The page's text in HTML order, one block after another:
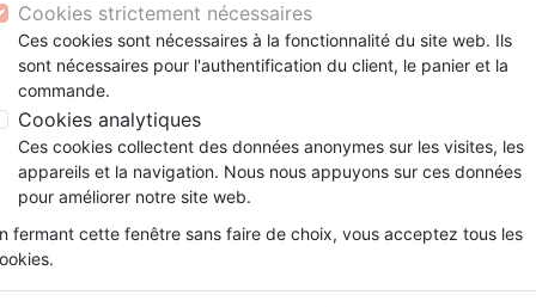
Segond 21
Segond
NEG
Famille, couple
Souffrance, Relation d'aide
Santé
Couple
Méditations
Souffrance, Relation d'aide
Psychologie
ans
Bibles jeunesse
Latino, Folk
Soul
Instrumental
Louange, Adoration
Hardrock, Métal
conférences
Documentaires, reportages
Accessoires de Bible
Papeterie
Lawrence
produits par auteur
Atlas
:
favorite_border
Cookies strictement nécessaires
Ces cookies sont nécessaires à la fonctionnalité du site web. Ils
sont nécessaires pour l'authentification du client, le panier et la
commande.
Cookies analytiques
Ces cookies collectent des données anonymes sur les visites, les
appareils et la navigation. Nous nous appuyons sur ces données
pour améliorer notre site web.
fermant cette fenêtre sans faire de choix, vous acceptez tous les